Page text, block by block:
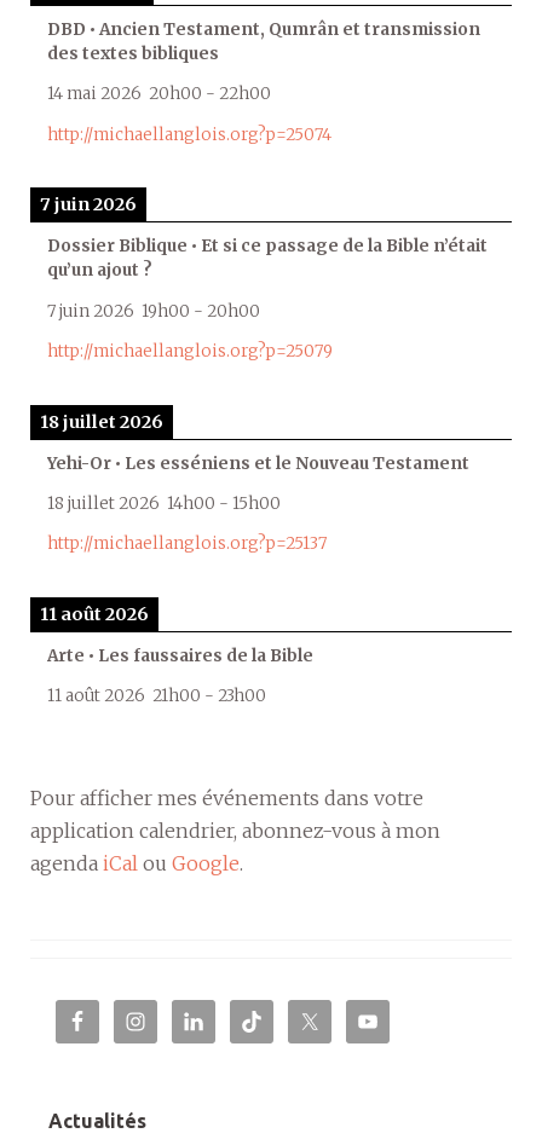
DBD • Ancien Testament, Qumrân et transmission
des textes bibliques
14 mai 2026 20h00 - 22h00
http://michaellanglois.org?p=25074
7 juin 2026
Dossier Biblique • Et si ce passage de la Bible n’était
qu’un ajout ?
7 juin 2026 19h00 - 20h00
http://michaellanglois.org?p=25079
18 juillet 2026
Yehi-Or • Les esséniens et le Nouveau Testament
18 juillet 2026 14h00 - 15h00
http://michaellanglois.org?p=25137
11 août 2026
Arte • Les faussaires de la Bible
11 août 2026 21h00 - 23h00
Pour afficher mes événements dans votre
application calendrier, abonnez-vous à mon
agenda iCal ou Google.
Actualités